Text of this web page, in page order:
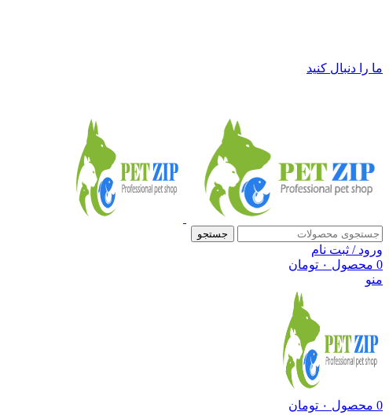
ما را دنبال کنید
جستجو
ورود / ثبت نام
0 محصول ۰ تومان
منو
0 محصول ۰ تومان